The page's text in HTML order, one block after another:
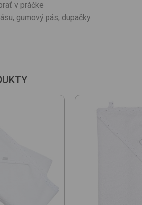
v práčke
gumový pás, dupačky